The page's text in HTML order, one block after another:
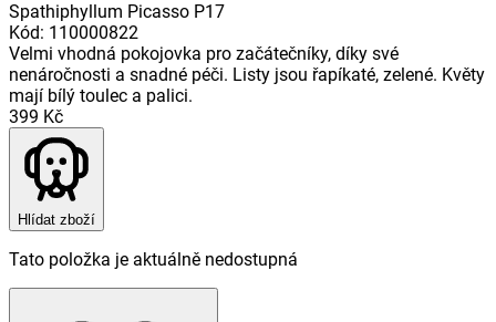
Spathiphyllum Picasso P17
Kód: 110000822
Velmi vhodná pokojovka pro začátečníky, díky své
nenáročnosti a snadné péči. Listy jsou řapíkaté, zelené. Květy
mají bílý toulec a palici.
399 Kč
Hlídat zboží
Tato položka je aktuálně nedostupná